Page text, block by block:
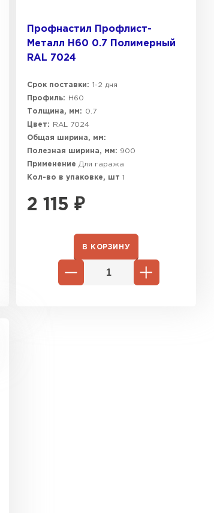
Профнастил Профлист-
Металл Н60 0.7 Полимерный
RAL 7024
Срок поставки: 1-2 дня
Профиль:
Н60
Толщина, мм:
0.7
Цвет:
RAL 7024
Общая ширина, мм:
Полезная ширина, мм: 900
Применение Для гаража
Кол-во в упаковке, шт 1
2 115 ₽
В КОРЗИНУ